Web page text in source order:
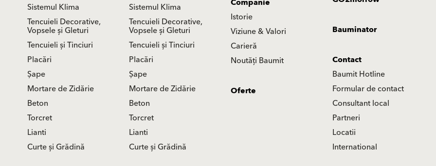
Sistemul Klima
Tencuieli Decorative,
Vopsele și Gleturi
Tencuieli și Tinciuri
Placări
Șape
Mortare de Zidărie
Beton
Torcret
Lianti
Curte și Grădină
Sistemul Klima
Tencuieli Decorative,
Vopsele și Gleturi
Tencuieli și Tinciuri
Placări
Șape
Mortare de Zidărie
Beton
Torcret
Lianti
Curte și Grădină
Istorie
Viziune & Valori
Carieră
Noutăți Baumit
Bauminator
Contact
Baumit Hotline
Formular de contact
Consultant local
Partneri
Locatii
International
Oferte